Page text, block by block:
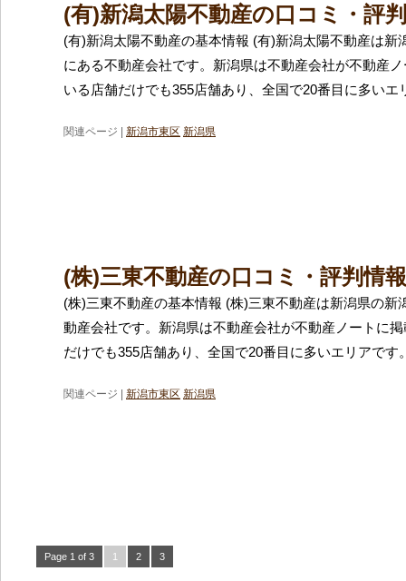
(有)新潟太陽不動産の口コミ・評
(有)新潟太陽不動産の基本情報 (有)新潟太陽不動産は新
にある不動産会社です。新潟県は不動産会社が不動産
いる店舗だけでも355店舗あり、全国で20番目に多いエ
関連ページ | 新潟市東区 新潟県
(株)三東不動産の口コミ・評判情報
(株)三東不動産の基本情報 (株)三東不動産は新潟県の新
動産会社です。新潟県は不動産会社が不動産ノートに
だけでも355店舗あり、全国で20番目に多いエリアです
関連ページ | 新潟市東区 新潟県
Page 1 of 3 1 2 3